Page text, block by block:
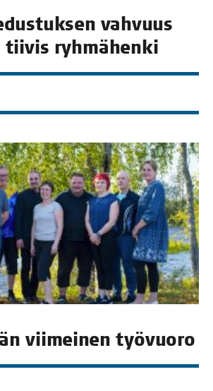
vah­vuus
tii­vis ryhmähenki
vii­mei­nen työvuoro